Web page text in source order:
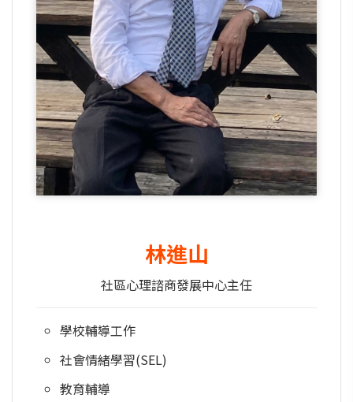
林進山
社區心理諮商發展中心主任
學校輔導工作
社會情緒學習(SEL)
教育輔導